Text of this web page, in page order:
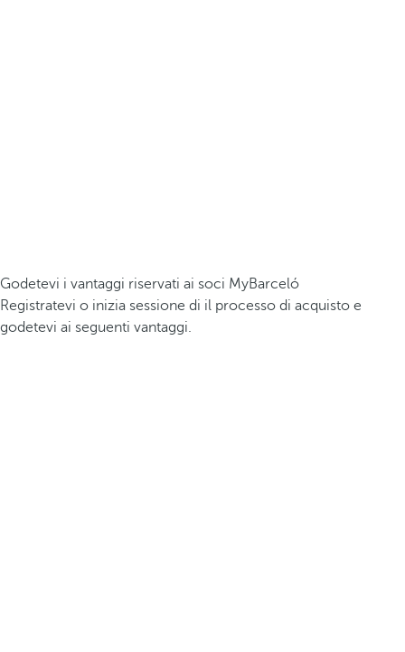
Godetevi i vantaggi riservati ai soci MyBarceló
Registratevi o inizia sessione di il processo di acquisto e
godetevi ai seguenti vantaggi.